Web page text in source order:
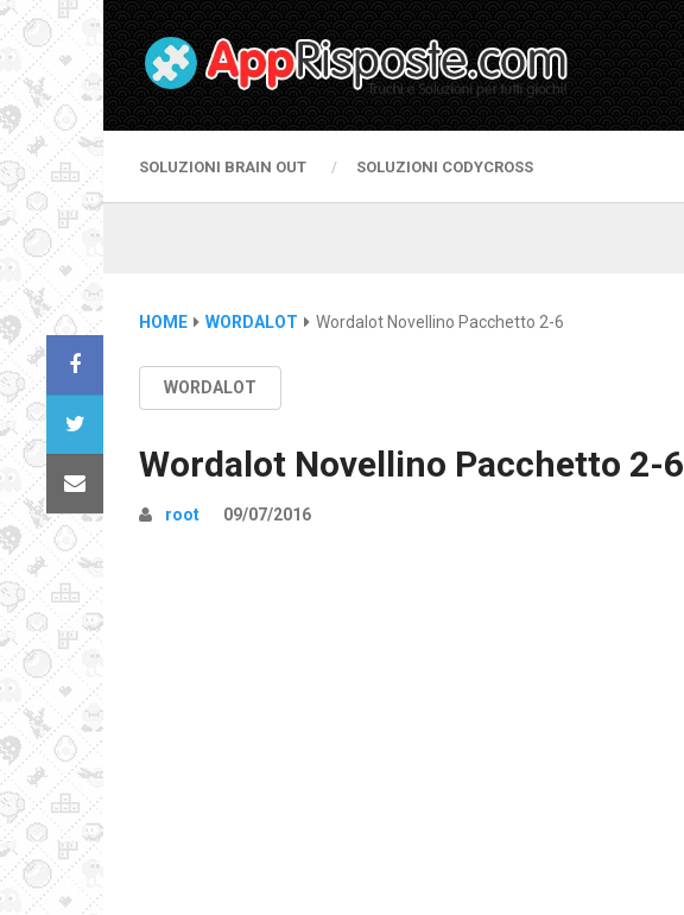
SOLUZIONI BRAIN OUT SOLUZIONI CODYCROSS
HOME WORDALOT Wordalot Novellino Pacchetto 2-6
WORDALOT
Wordalot Novellino Pacchetto 2-6
root 09/07/2016